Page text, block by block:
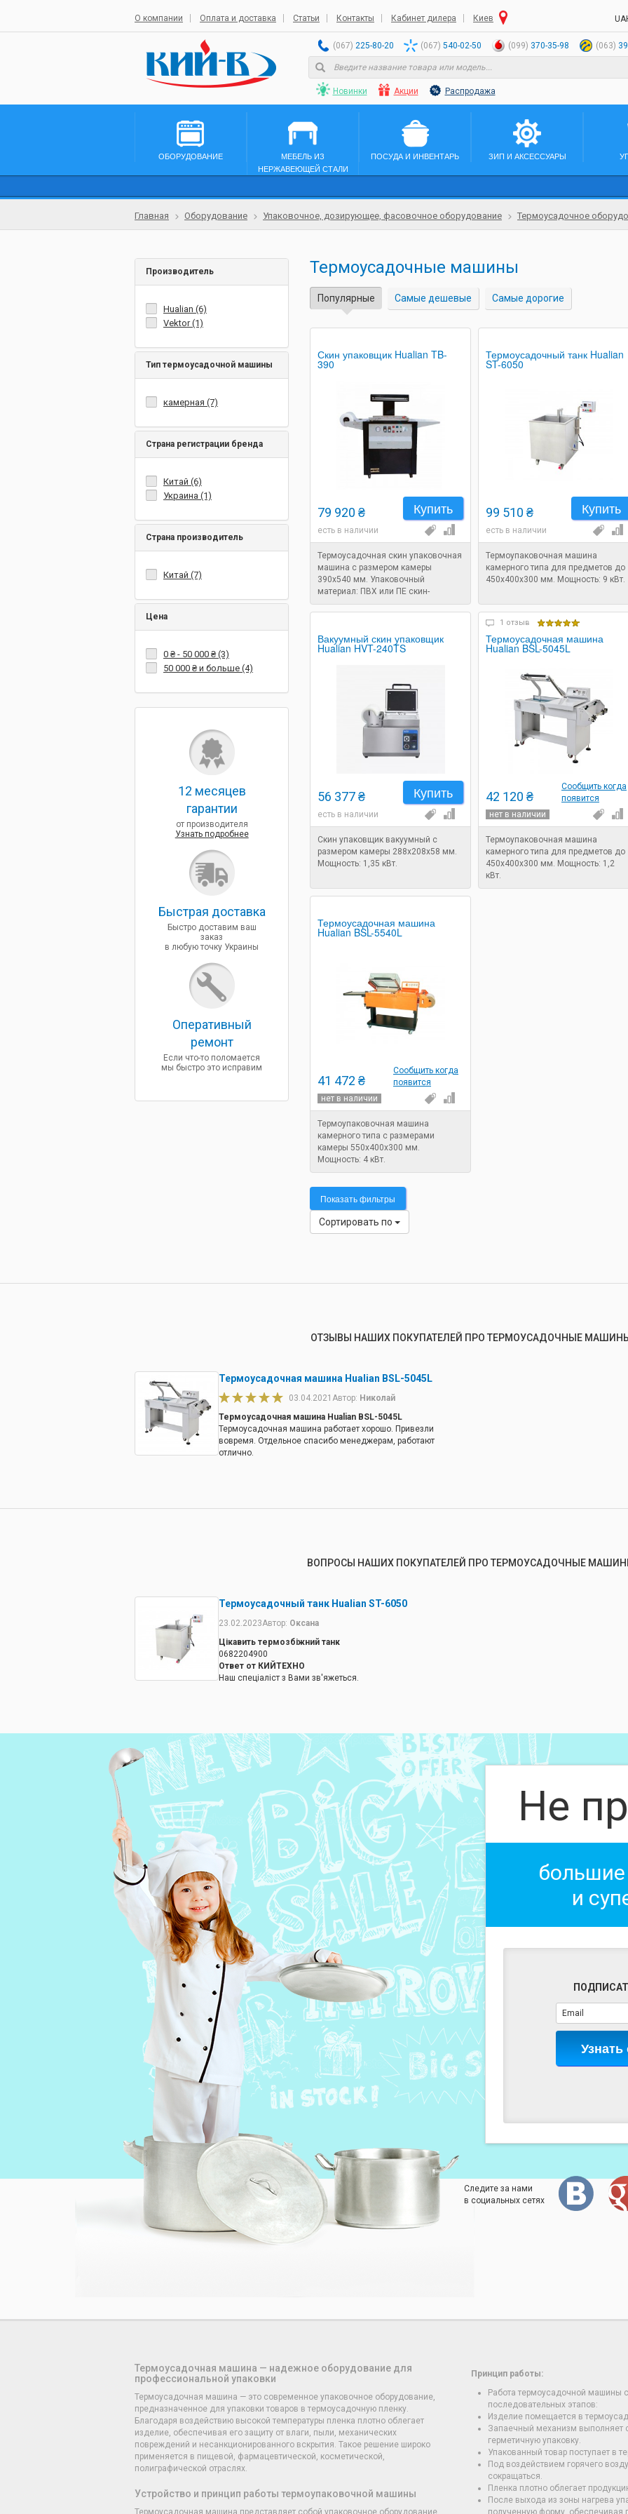
О компании Оплата и доставка Статьи Контакты Кабинет дилера Киев
(067) 225-80-20 (067) 540-02-50 (099) 370-35-98 (063)
Новинки Акции Распродажа
ОБОРУДОВАНИЕ
МЕБЕЛЬ ИЗ
НЕРЖАВЕЮЩЕЙ СТАЛИ
ПОСУДА И ИНВЕНТАРЬ ЗИП И АКСЕССУАРЫ
Главная Оборудование Упаковочное, дозирующее, фасовочное оборудование Термоусадочное
Термоусадочные машины
Популярные Самые дешевые Самые дорогие
Скин упаковщик Hualian TB-
390
Купить
79 920 ₴
есть в наличии
Термоусадочная скин упаковочная
машина с размером камеры
390х540 мм. Упаковочный
материал: ПВХ или ПЕ скин-
упаковочная пленка. Мощность: 11
Вт.
Термоусадочный танк Hualian
ST-6050
Купить
99 510 ₴
есть в наличии
Термоупаковочная машина
камерного типа для предметов до
450х400х300 мм. Мощность: 9 кВт.
Вакуумный скин упаковщик
Hualian HVT-240TS
Купить
56 377 ₴
есть в наличии
Скин упаковщик вакуумный с
размером камеры 288х208х58 мм.
Мощность: 1,35 кВт.
1 отзыв
Термоусадочная машина
Hualian BSL-5045L
Сообщить когда
появится
42 120 ₴
нет в наличии
Термоупаковочная машина
камерного типа для предметов до
450х400х300 мм. Мощность: 1,2
кВт.
Термоусадочная машина
Hualian BSL-5540L
Сообщить когда
появится
41 472 ₴
нет в наличии
Термоупаковочная машина
камерного типа с размерами
камеры 550х400х300 мм.
Мощность: 4 кВт.
Показать фильтры
Сортировать по
Производитель
Hualian (6)
Vektor (1)
Тип термоусадочной машины
камерная (7)
Страна регистрации бренда
Китай (6)
Украина (1)
Страна производитель
Китай (7)
Цена
0 ₴- 50 000 ₴(3)
50 000 ₴и больше (4)
12 месяцев
гарантии
от производителя
Узнать подробнее
Быcтрая доставка
Быстро доставим ваш
заказ
в любую точку Украины
Оперативный
ремонт
Если что-то поломается
мы быстро это исправим
ОТЗЫВЫ НАШИХ ПОКУПАТЕЛЕЙ ПРО ТЕРМОУСАДОЧНЫЕ
Термоусадочная машина Hualian BSL-5045L
03.04.2021 Автор: Николай
Термоусадочная машина Hualian BSL-5045L
Термоусадочная машина работает хорошо. Привезли
вовремя. Отдельное спасибо менеджерам, работают
отлично.
ВОПРОСЫ НАШИХ ПОКУПАТЕЛЕЙ ПРО ТЕРМОУСАДОЧНЫЕ
Термоусадочный танк Hualian ST-6050
23.02.2023Автор: Оксана
Цікавить термозбіжний танк
0682204900
Ответ от КИЙТЕХНО
Наш спеціаліст з Вами зв'яжеться.
Следите за нами
в социальных сетях
Не
и
Термоусадочная машина — надежное оборудование для
профессиональной упаковки
Термоусадочная машина — это современное упаковочное оборудование,
предназначенное для упаковки товаров в термоусадочную пленку.
Благодаря воздействию высокой температуры пленка плотно облегает
изделие, обеспечивая его защиту от влаги, пыли, механических
повреждений и несанкционированного вскрытия. Такое решение широко
применяется в пищевой, фармацевтической, косметической,
полиграфической отраслях.
Устройство и принцип работы термоупаковочной машины
Термоусадочная машина представляет собой упаковочное оборудование,
Принцип работы:
Работа термоусадочной машины
последовательных этапов:
Изделие помещается в
Запаечный механизм выполняет
герметичную упаковку.
Упакованный товар поступает в
Под воздействием горячего
сокращаться.
Пленка плотно облегает
После выхода из зоны нагрева
полученную форму, обеспечивая